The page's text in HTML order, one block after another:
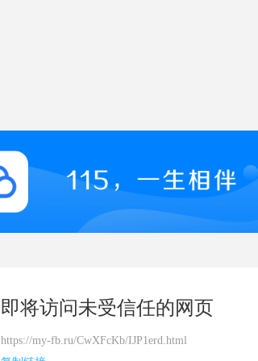
即将访问未受信任的网页
https://my-fb.ru/CwXFcKb/IJP1erd.html